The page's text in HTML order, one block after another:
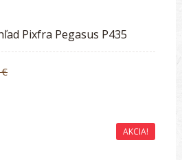
Pixfra Pegasus P435
AKCIA!